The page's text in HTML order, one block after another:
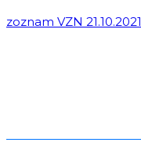
zoznam VZN 21.10.2021